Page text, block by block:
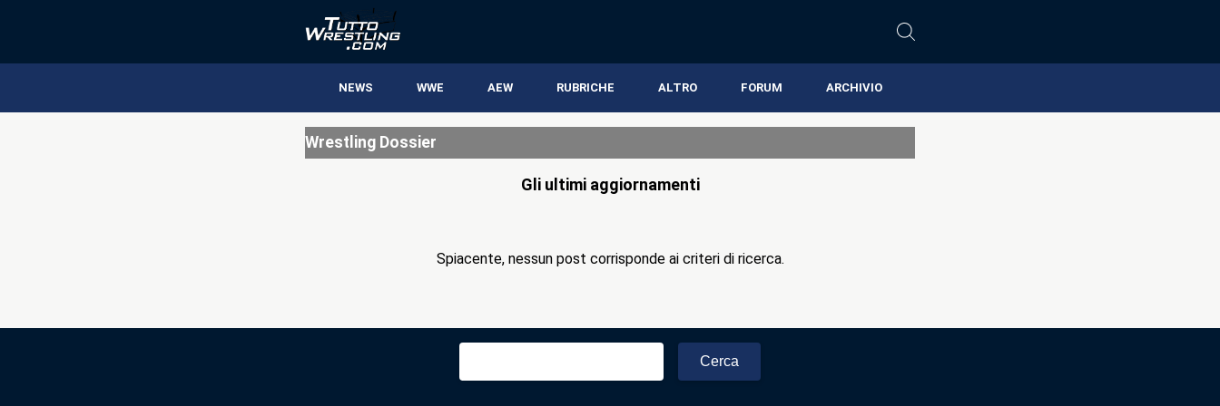
NEWS WWE AEW RUBRICHE ALTRO FORUM ARCHIVIO
Wrestling Dossier
Gli ultimi aggiornamenti
Spiacente, nessun post corrisponde ai criteri di ricerca.
Ricerca